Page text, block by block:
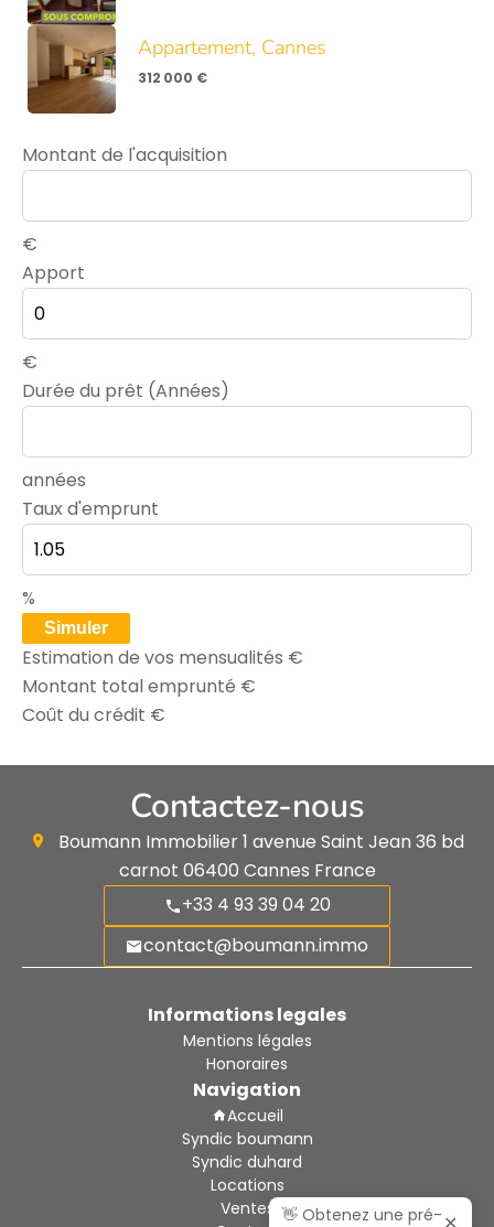
Appartement, Cannes
312 000 €
Montant de l'acquisition
€
Apport
€
Durée du prêt (Années)
années
Taux d'emprunt
%
Simuler
Estimation de vos mensualités €
Montant total emprunté €
Coût du crédit €
Contactez-nous
Boumann Immobilier1 avenue Saint Jean 36 bd
carnot 06400 Cannes France
+33 4 93 39 04 20
contact@boumann.immo
Informations legales
Mentions légales
Honoraires
Navigation
Accueil
Syndic boumann
Syndic duhard
Locations
Ventes 👋 Obtenez une pré-